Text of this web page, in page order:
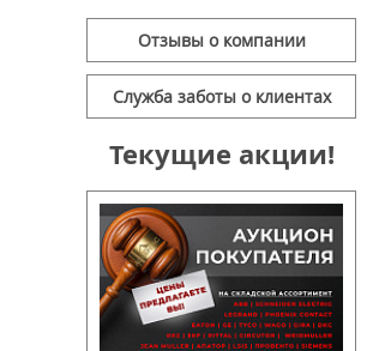
Отзывы о компании
Служба заботы о клиентах
Текущие акции!